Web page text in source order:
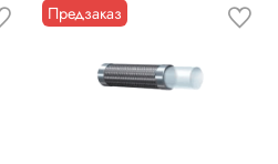
Предзаказ